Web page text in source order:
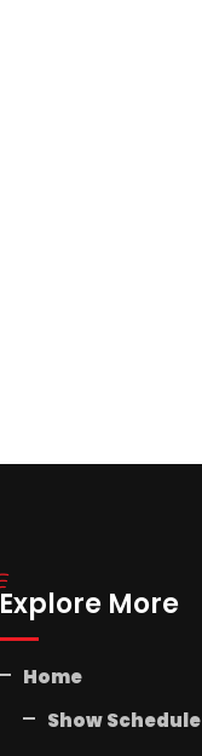
Explore More
Home
Show Schedule